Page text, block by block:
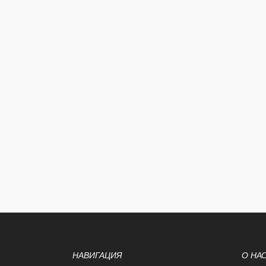
НАВИГАЦИЯ О